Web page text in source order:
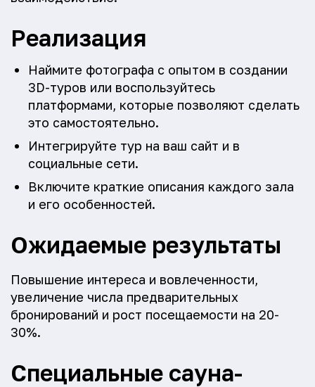
Реализация
Наймите фотографа с опытом в создании
3D-туров или воспользуйтесь
платформами, которые позволяют сделать
это самостоятельно.
Интегрируйте тур на ваш сайт и в
социальные сети.
Включите краткие описания каждого зала
и его особенностей.
Ожидаемые результаты
Повышение интереса и вовлеченности,
увеличение числа предварительных
бронирований и рост посещаемости на 20-
30%.
Специальные сауна-